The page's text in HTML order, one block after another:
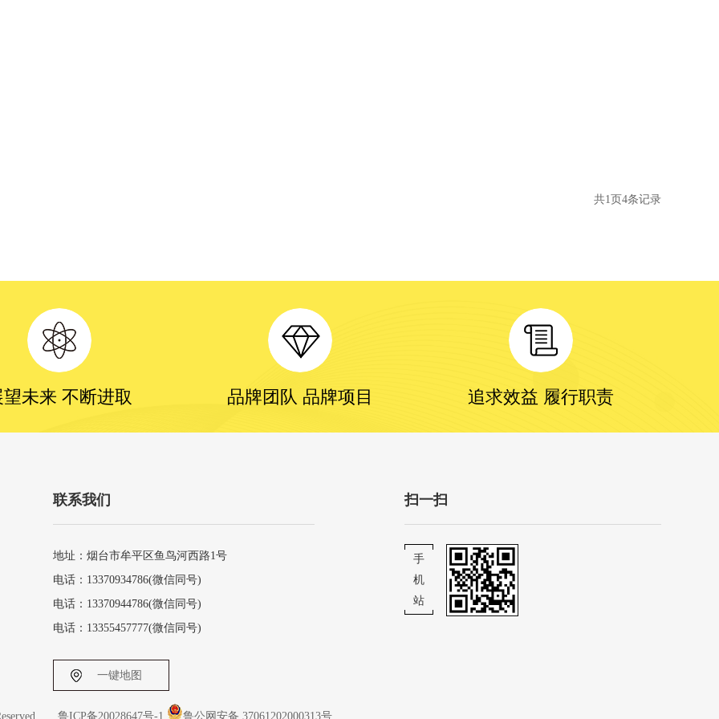
共1 页 4条记录
望未来 不断进取 品牌团队 品牌项目 追求效益 履行职责
联系我们
地址：烟台市牟平区鱼鸟河西路1号
电话：13370934786(微信同号)
电话：13370944786(微信同号)
电话：13355457777(微信同号)
一键地图
扫一扫
手
机
站
鲁ICP备20028647号-1 鲁公网安备 37061202000313号